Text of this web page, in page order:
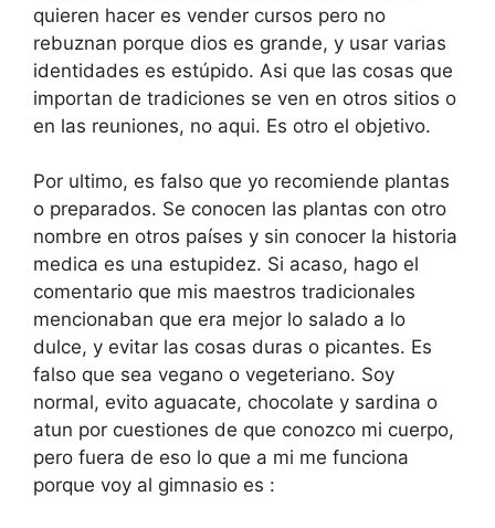
quieren hacer es vender cursos pero no
rebuznan porque dios es grande, y usar varias
identidades es estúpido. Asi que las cosas que
importan de tradiciones se ven en otros sitios o
en las reuniones, no aqui. Es otro el objetivo.
Por ultimo, es falso que yo recomiende plantas
o preparados. Se conocen las plantas con otro
nombre en otros países y sin conocer la historia
medica es una estupidez. Si acaso, hago el
comentario que mis maestros tradicionales
mencionaban que era mejor lo salado a lo
dulce, y evitar las cosas duras o picantes. Es
falso que sea vegano o vegeteriano. Soy
normal, evito aguacate, chocolate y sardina o
atun por cuestiones de que conozco mi cuerpo,
pero fuera de eso lo que a mi me funciona
porque voy al gimnasio es :